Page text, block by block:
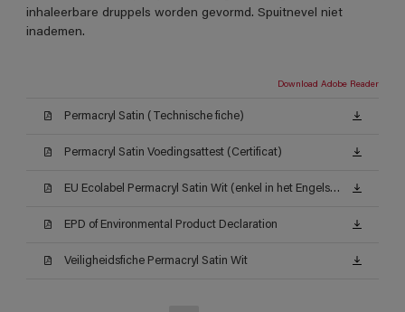
inhaleerbare druppels worden gevormd. Spuitnevel niet
inademen.
Download Adobe Reader
Permacryl Satin (Technische fiche)
Permacryl Satin Voedingsattest (Certificat)
EU Ecolabel Permacryl Satin Wit (enkel in het Engels beschikbaar)
EPD of Environmental Product Declaration
Veiligheidsfiche Permacryl Satin Wit